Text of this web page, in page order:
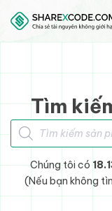
Skip to main content
Skip to footer
Tìm
Tìm kiếm sản phẩm
Chúng tôi có
(Nếu bạn không